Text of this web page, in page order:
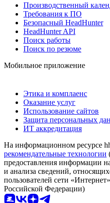
Производственный
Требования к ПО
Безопасный HeadHunter
HeadHunter API
Поиск работы
Поиск по резюме
Мобильное приложение
Этика и комплаенс
Оказание услуг
Использование сайтов
Защита персональных
ИТ аккредитация
На информационном ресурсе
рекомендательные технологии
предоставления информации
и анализа сведений,
пользователей сети
Российской Федерации)